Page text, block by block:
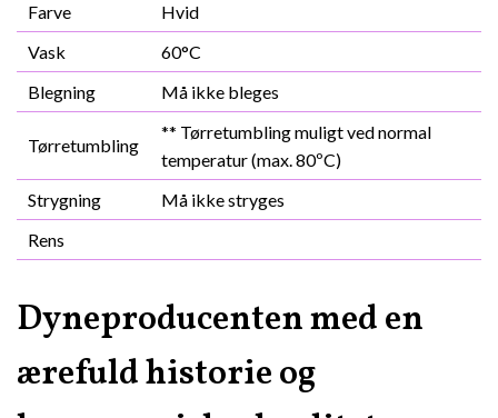
Farve
Hvid
Vask
60°C
Blegning
Må ikke bleges
Tørretumbling
** Tørretumbling muligt ved normal
temperatur (max. 80ºC)
Strygning
Må ikke stryges
Rens
Dyneproducenten med en
ærefuld historie og